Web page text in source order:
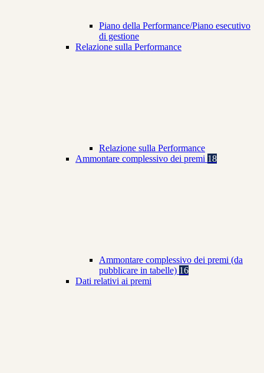
Piano della Performance/Piano esecutivo
di gestione
Relazione sulla Performance
Relazione sulla Performance
Ammontare complessivo dei premi 18
Ammontare complessivo dei premi (da
pubblicare in tabelle) 16
Dati relativi ai premi